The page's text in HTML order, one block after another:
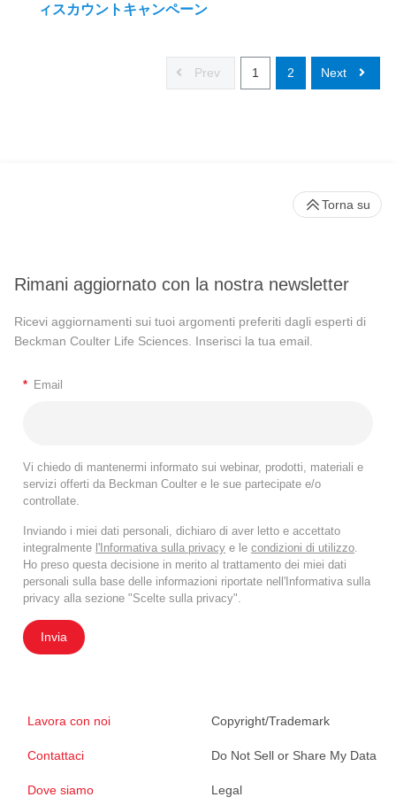
ィスカウントキャンペーン
Prev 1 2 Next
Rimani aggiornato con la nostra newsletter
Ricevi aggiornamenti sui tuoi argomenti preferiti dagli esperti di
Beckman Coulter Life Sciences. Inserisci la tua email.
* Email
Vi chiedo di mantenermi informato sui webinar, prodotti, materiali e
servizi offerti da Beckman Coulter e le sue partecipate e/o
controllate.
Inviando i miei dati personali, dichiaro di aver letto e accettato
integralmente l'Informativa sulla privacy e le condizioni di utilizzo
Ho preso questa decisione in merito al trattamento dei miei dati
personali sulla base delle informazioni riportate nell'Informativa sulla
privacy alla sezione "Scelte sulla privacy".
Invia
Lavora con noi
Contattaci
Dove siamo
Copyright/Trademark
Do Not Sell or Share My Data
Legal
Torna su